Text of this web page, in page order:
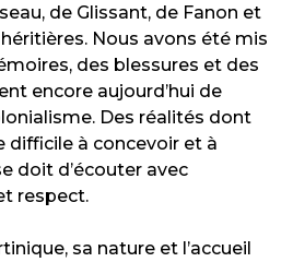
de Glissant, de Fanon et
Nous avons été mis
des blessures et des
encore aujourd’hui de
Des réalités dont
difficile à concevoir et à
doit d’écouter avec
respect.
sa nature et l’accueil